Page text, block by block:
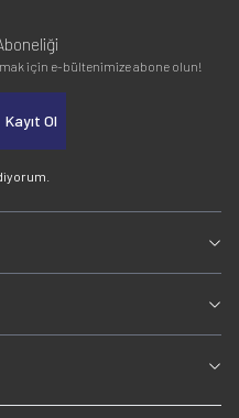
için e-bültenimize abone olun!
Kayıt Ol